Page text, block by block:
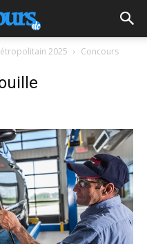
2025
Concours